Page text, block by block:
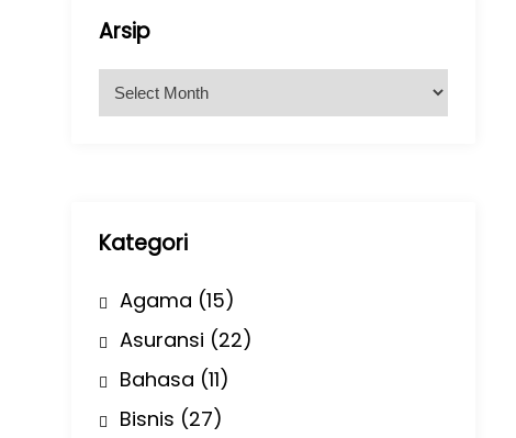
Arsip
r
Kategori
Agama (15)
Asuransi (22)
Bahasa (11)
Bisnis (27)